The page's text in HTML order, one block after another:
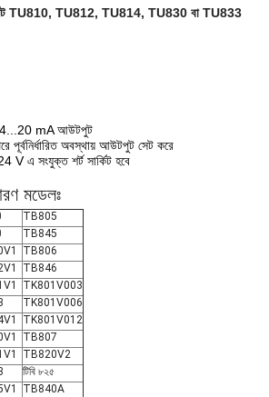
TU810, TU812, TU814, TU830 বা TU833
4...20 mA আউটপুট
পূর্বনির্ধারিত অবস্থায় আউটপুট সেট করে
এ সংযুক্ত শর্ট সার্কিট হবে
মডেলঃ
TB805
TB845
TB806
TB846
TK801V003
TK801V006
TK801V012
TB807
TB820V2
টিবি ৮২৫
TB840A